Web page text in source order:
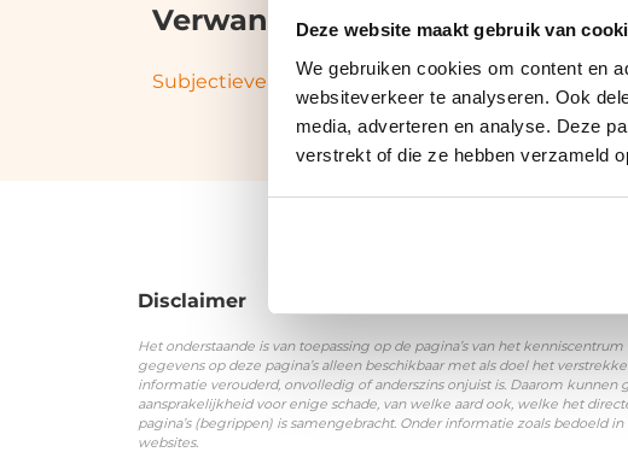
Deze website maakt gebruik van
We gebruiken cookies om content en
websiteverkeer te analyseren. Ook
media, adverteren en analyse. Deze
verstrekt of die ze hebben verzameld
Verwante termen en
Subjectieve (zachte) selectiecriteria|
Disclaimer
Het onderstaande is van toepassing op de pagina’s van het
gegevens op deze pagina’s alleen beschikbaar met als doel het
informatie verouderd, onvolledig of anderszins onjuist is. Daarom
aansprakelijkheid voor enige schade, van welke aard ook, welke het
pagina’s (begrippen) is samengebracht. Onder informatie zoals bedoeld
websites.